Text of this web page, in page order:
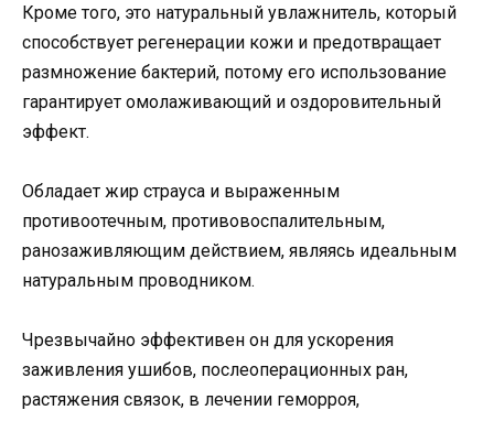
Кроме того, это натуральный увлажнитель, который
способствует регенерации кожи и предотвращает
размножение бактерий, потому его использование
гарантирует омолаживающий и оздоровительный
эффект.
Обладает жир страуса и выраженным
противоотечным, противовоспалительным,
ранозаживляющим действием, являясь идеальным
натуральным проводником.
Чрезвычайно эффективен он для ускорения
заживления ушибов, послеоперационных ран,
растяжения связок, в лечении геморроя,